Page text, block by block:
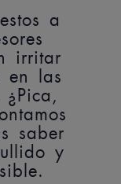
a
irritar
en las
saber
y